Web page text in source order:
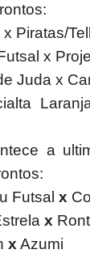
Piratas/
x
Juda x
a
Futsal x
x
x Azumi